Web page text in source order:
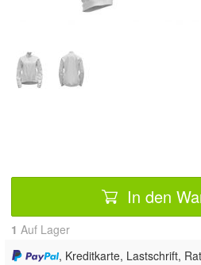
In den
1 Auf Lager
, Kreditkarte, Lastschrift,